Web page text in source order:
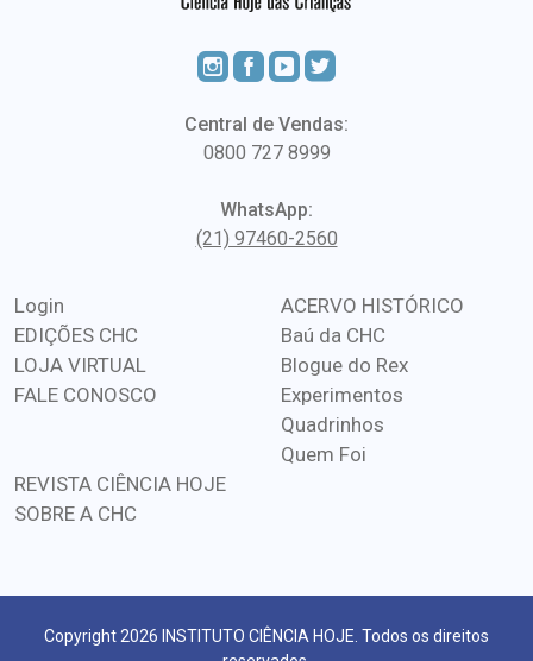
Central de Vendas:
0800 727 8999
WhatsApp:
(21) 97460-2560
Login
EDIÇÕES CHC
LOJA VIRTUAL
FALE CONOSCO
ACERVO HISTÓRICO
Baú da CHC
Blogue do Rex
Experimentos
Quadrinhos
Quem Foi
REVISTA CIÊNCIA HOJE
SOBRE A CHC
Copyright 2026 INSTITUTO CIÊNCIA HOJE. Todos os direitos